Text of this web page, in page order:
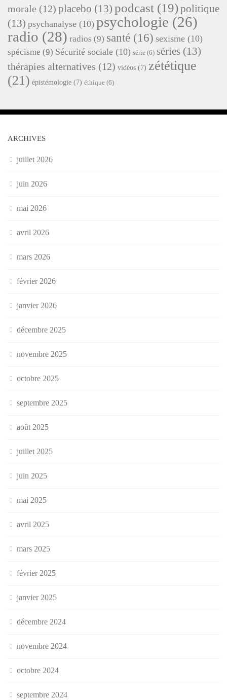
morale (12) placebo (13) podcast (19)politique
(13) psychanalyse (10) psychologie (26)
radio (28) radios (9) santé (16) sexisme (10)
spécisme (9) Sécurité sociale (10) série (6) séries (13)
thérapies alternatives (12) vidéos (7) zététique
(21) épistémologie (7) éthique (6)
ARCHIVES
juillet 2026
juin 2026
mai 2026
avril 2026
mars 2026
février 2026
janvier 2026
décembre 2025
novembre 2025
octobre 2025
septembre 2025
août 2025
juillet 2025
juin 2025
mai 2025
avril 2025
mars 2025
février 2025
janvier 2025
décembre 2024
novembre 2024
octobre 2024
septembre 2024